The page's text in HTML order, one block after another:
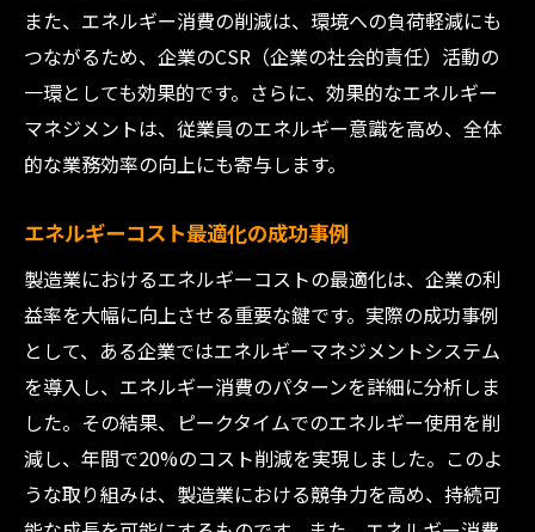
また、エネルギー消費の削減は、環境への負荷軽減にも
つながるため、企業のCSR（企業の社会的責任）活動の
一環としても効果的です。さらに、効果的なエネルギー
マネジメントは、従業員のエネルギー意識を高め、全体
的な業務効率の向上にも寄与します。
エネルギーコスト最適化の成功事例
製造業におけるエネルギーコストの最適化は、企業の利
益率を大幅に向上させる重要な鍵です。実際の成功事例
として、ある企業ではエネルギーマネジメントシステム
を導入し、エネルギー消費のパターンを詳細に分析しま
した。その結果、ピークタイムでのエネルギー使用を削
減し、年間で20%のコスト削減を実現しました。このよ
うな取り組みは、製造業における競争力を高め、持続可